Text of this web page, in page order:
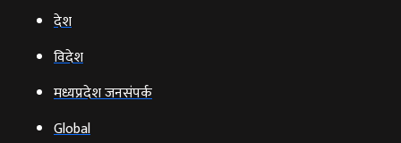
देश
विदेश
मध्यप्रदेश जनसंपर्क
Global